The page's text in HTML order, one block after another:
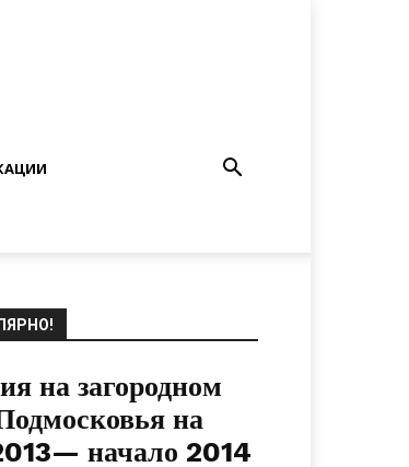
на загородном
на
начало 2014